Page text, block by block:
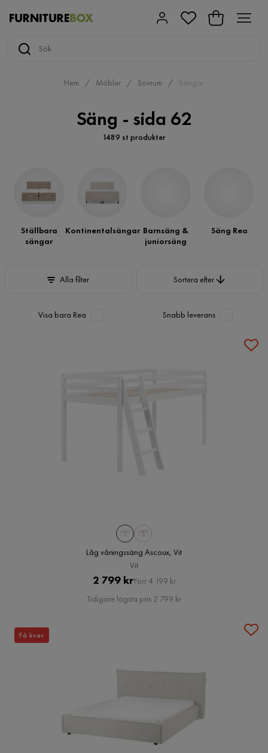
Hem Möbler Sovrum Sängar
Säng - sida 62
1489 st produkter
Ställbara
sängar
Kontinentalsängar Barnsäng &
juniorsäng
Säng Rea
Alla filter Sortera efter
Visa bara Rea Snabb leverans
Låg våningssäng Ascoux, Vit
Vit
Pris
2 799 krOriginal
Pris
Förr 4 199 kr
Tidigare lägsta pris 2 799 kr
Få kvar